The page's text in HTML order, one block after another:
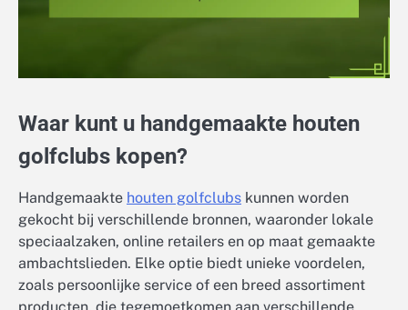
Waar kunt u handgemaakte houten
golfclubs kopen?
Handgemaakte houten golfclubs kunnen worden
gekocht bij verschillende bronnen, waaronder lokale
speciaalzaken, online retailers en op maat gemaakte
ambachtslieden. Elke optie biedt unieke voordelen,
zoals persoonlijke service of een breed assortiment
producten, die tegemoetkomen aan verschillende